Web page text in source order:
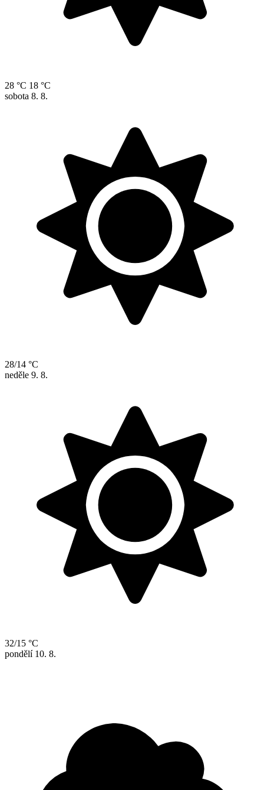
28 °C 18 °C
sobota 8. 8.
28/14 °C
neděle 9. 8.
32/15 °C
pondělí 10. 8.